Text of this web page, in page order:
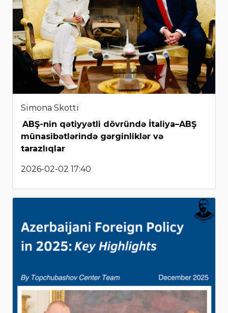
Simona Skotti
ABŞ-nin qətiyyətli dövründə İtaliya–ABŞ
münasibətlərində gərginliklər və
tarazlıqlar
2026-02-02 17:40